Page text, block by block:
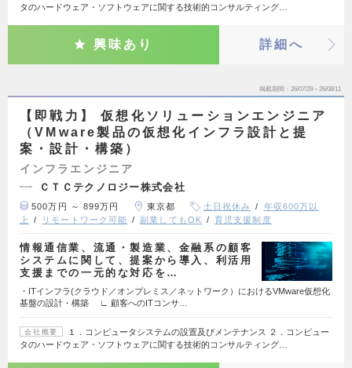
タのハードウェア・ソフトウェアに関する技術的コンサルティング…
興味あり 詳細へ
掲載期間 26/07/29～26/08/11
【即戦力】 仮想化ソリューションエンジニア
（VMware製品の仮想化インフラ設計と提
案・設計・構築）
インフラエンジニア
ＣＴＣテクノロジー株式会社
500万円 ～ 899万円 東京都 土日祝休み
年収600万以
上
リモートワーク可能 副業してもOK 育児支援制度
情報通信業、流通・製造業、金融系の顧客
システムに関して、提案から導入、利活用
支援までの一元的な対応を…
・ITインフラ(クラウド／オンプレミス／ネットワーク）におけるVMware仮想化
基盤の設計・構築 ∟ 顧客へのITコンサ…
会社概要
１．コンピュータシステムの設置及びメンテナンス ２．コンピュー
タのハードウェア・ソフトウェアに関する技術的コンサルティング…